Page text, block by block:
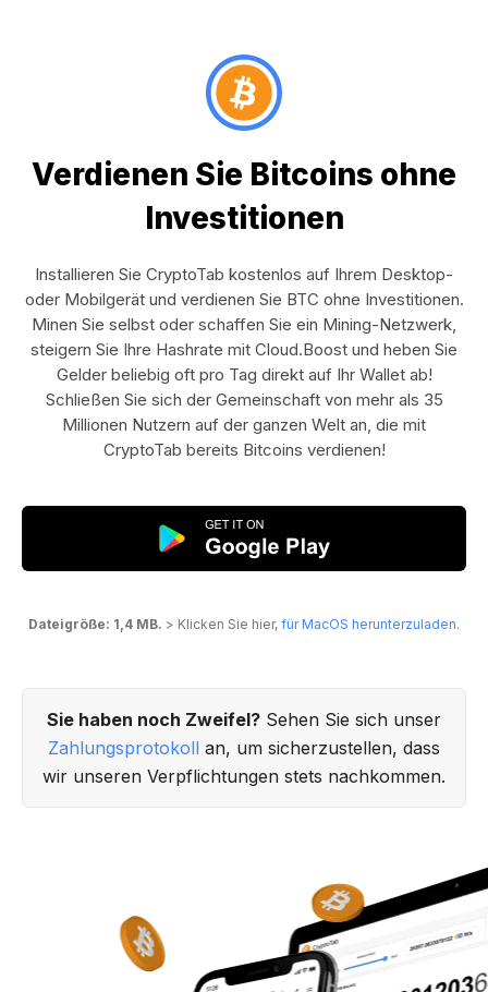
Verdienen Sie Bitcoins ohne
Investitionen
Installieren Sie CryptoTab kostenlos auf Ihrem Desktop-
oder Mobilgerät und verdienen Sie BTC ohne Investitionen.
Minen Sie selbst oder schaffen Sie ein Mining-Netzwerk,
steigern Sie Ihre Hashrate mit Cloud.Boost und heben Sie
Gelder beliebig oft pro Tag direkt auf Ihr Wallet ab!
Schließen Sie sich der Gemeinschaft von mehr als 35
Millionen Nutzern auf der ganzen Welt an, die mit
CryptoTab bereits Bitcoins verdienen!
Dateigröße: 1,4 MB. > Klicken Sie hier, für MacOS herunterzuladen.
Sie haben noch Zweifel? Sehen Sie sich unser
Zahlungsprotokoll an, um sicherzustellen, dass
wir unseren Verpflichtungen stets nachkommen.